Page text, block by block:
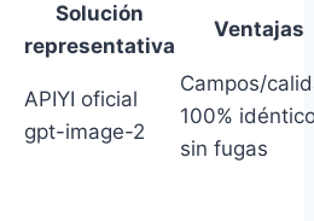
Solución
representativa
Ventajas
APIYI oficial
gpt-image-2
Campos/
100%
sin fugas